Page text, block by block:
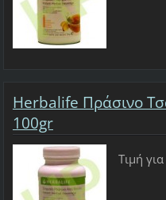
Herbalife Πράσινο
100gr
Τιμή